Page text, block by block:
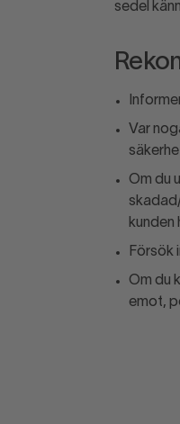
sedel
Var
Om du
kunden
Försök
Om du
emot,